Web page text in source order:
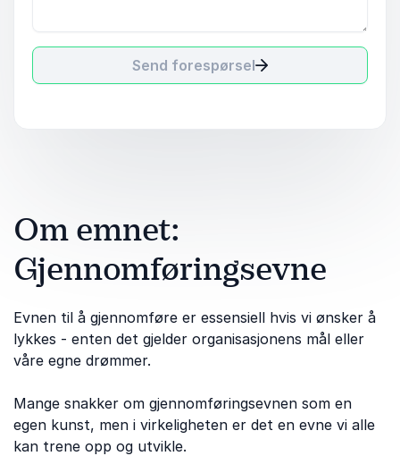
Send forespørsel
Om emnet:
Gjennomføringsevne
Evnen til å gjennomføre er essensiell hvis vi ønsker å
lykkes - enten det gjelder organisasjonens mål eller
våre egne drømmer.
Mange snakker om gjennomføringsevnen som en
egen kunst, men i virkeligheten er det en evne vi alle
kan trene opp og utvikle.